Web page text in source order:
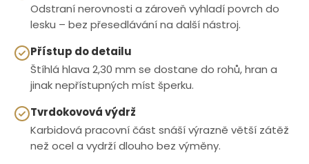
Odstraní nerovnosti a zároveň vyhladí povrch do
lesku – bez přesedlávání na další nástroj.
Přístup do detailu
Štíhlá hlava 2,30 mm se dostane do rohů, hran a
jinak nepřístupných míst šperku.
Tvrdokovová výdrž
Karbidová pracovní část snáší výrazně větší zátěž
než ocel a vydrží dlouho bez výměny.